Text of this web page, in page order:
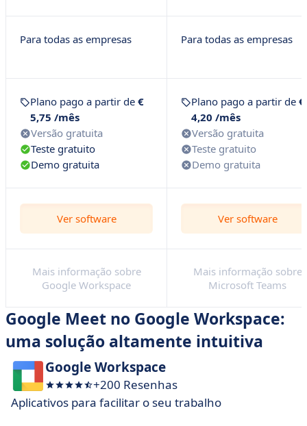
Para todas as empresas Para todas as empresas
Plano pago a partir de €
5,75 /mês
Versão gratuita
Teste gratuito
Demo gratuita
Plano pago a partir de €
4,20 /mês
Versão gratuita
Teste gratuito
Demo gratuita
Ver software Ver software
Mais informação sobre
Google Workspace
Mais informação sobre
Microsoft Teams
Google Meet no Google Workspace:
uma solução altamente intuitiva
Google Workspace
+200 Resenhas
Aplicativos para facilitar o seu trabalho